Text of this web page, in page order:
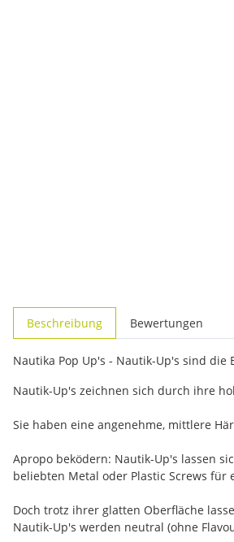
Beschreibung Bewertungen
Nautika Pop Up's - Nautik-Up's sind
Nautik-Up's zeichnen sich durch ihre
Sie haben eine angenehme, mittlere
Apropo beködern: Nautik-Up's lassen
beliebten Metal oder Plastic Screws
Doch trotz ihrer glatten Oberfläche
Nautik-Up's werden neutral (ohne